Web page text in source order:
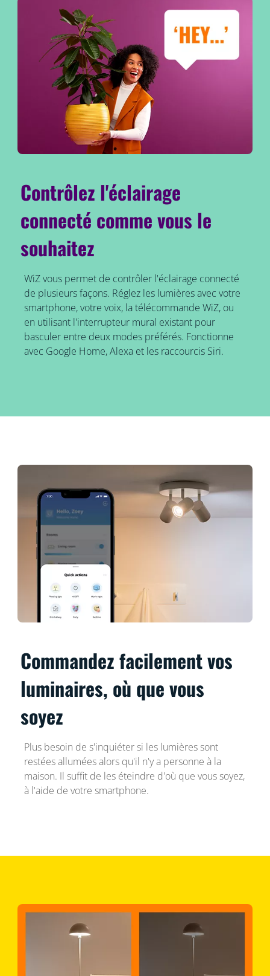
Contrôlez l'éclairage
connecté comme vous le
souhaitez
WiZ vous permet de contrôler l'éclairage connecté
de plusieurs façons. Réglez les lumières avec votre
smartphone, votre voix, la télécommande WiZ, ou
en utilisant l'interrupteur mural existant pour
basculer entre deux modes préférés. Fonctionne
avec Google Home, Alexa et les raccourcis Siri.
Commandez facilement vos
luminaires, où que vous
soyez
Plus besoin de s'inquiéter si les lumières sont
restées allumées alors qu'il n'y a personne à la
maison. Il suffit de les éteindre d'où que vous soyez,
à l'aide de votre smartphone.